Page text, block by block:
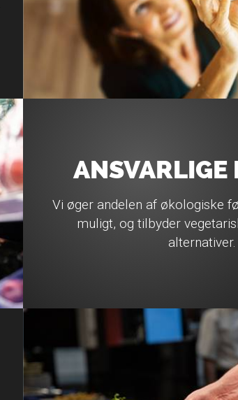
Vi øger andelen af økologiske
muligt, og tilbyder
alternativer.